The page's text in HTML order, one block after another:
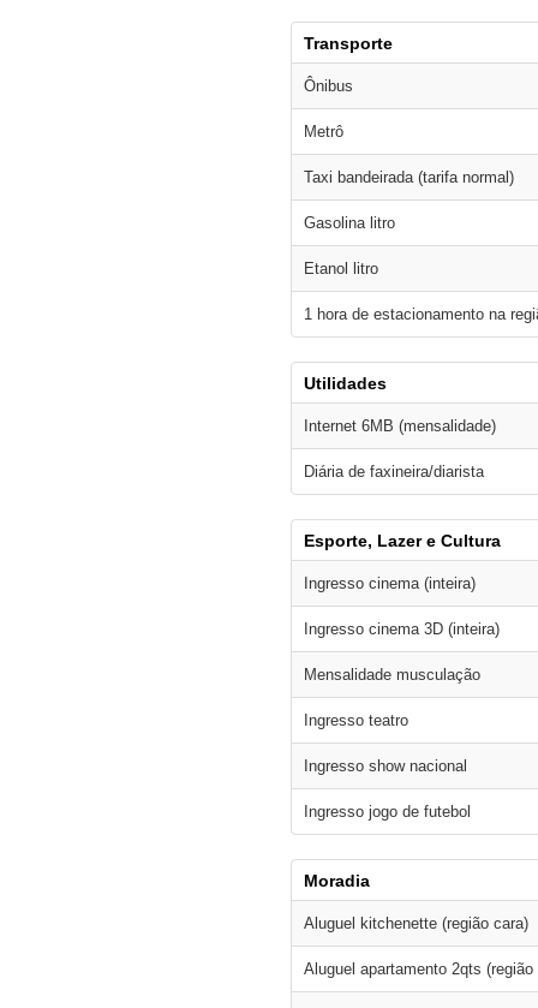
Transporte
Ônibus
Metrô
Taxi bandeirada (tarifa normal)
Gasolina litro
Etanol litro
1 hora de estacionamento na
Utilidades
Internet 6MB (mensalidade)
Diária de faxineira/diarista
Esporte, Lazer e Cultura
Ingresso cinema (inteira)
Ingresso cinema 3D (inteira)
Mensalidade musculação
Ingresso teatro
Ingresso show nacional
Ingresso jogo de futebol
Moradia
Aluguel kitchenette (região cara)
Aluguel apartamento 2qts (região